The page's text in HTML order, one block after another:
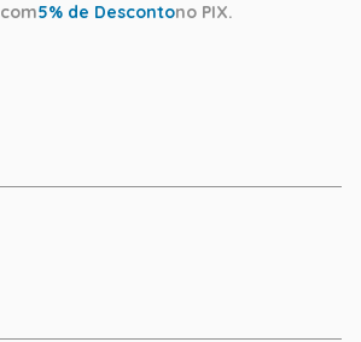
com5% de Descontono PIX.